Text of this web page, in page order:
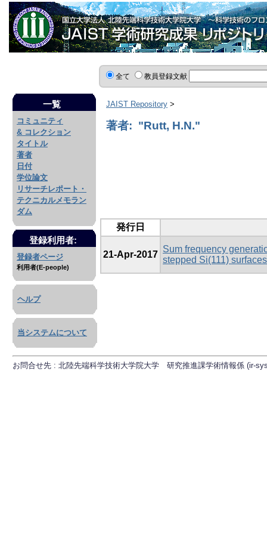
全て 教員登録文献
一覧
コミュニティ
& コレクション
タイトル
著者
日付
学位論文
リサーチレポート・
テクニカルメモラン
ダム
登録利用者:
登録者ページ
利用者(E-people)
ヘルプ
当システムについて
JAIST Repository >
著者: "Rutt, H.N."
発行日
21-Apr-2017
Sum frequency
stepped Si(111)
お問合せ先 : 北陸先端科学技術大学院大学 研究推進課学術情報係 (ir-